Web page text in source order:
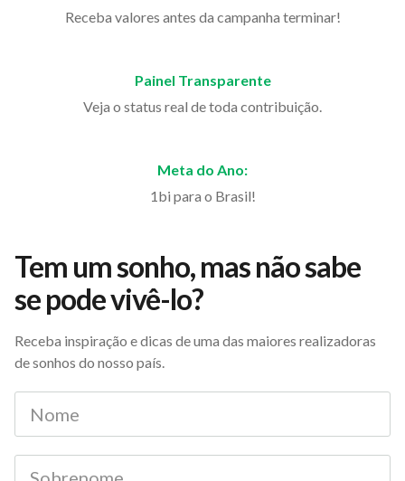
Receba valores antes da campanha terminar!
Painel Transparente
Veja o status real de toda contribuição.
Meta do Ano:
1bi para o Brasil!
Tem um sonho, mas não sabe
se pode vivê-lo?
Receba inspiração e dicas de uma das maiores realizadoras
de sonhos do nosso país.